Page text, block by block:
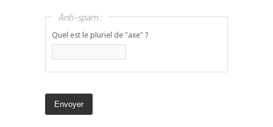
Anti-spam :
Quel est le pluriel de "axe" ?